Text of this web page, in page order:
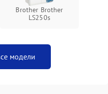
Brother Brother
LS250s
модели